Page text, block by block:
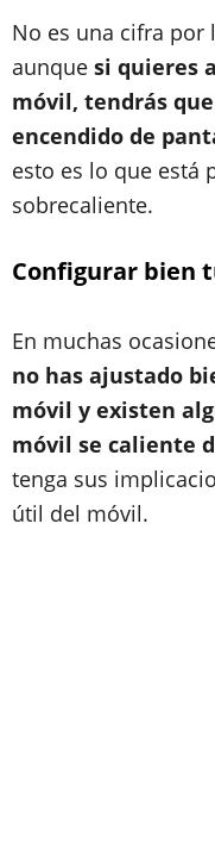
No es una cifra por
aunque si quieres
móvil, tendrás
encendido de
esto es lo que está
sobrecaliente.
Configurar bien
En muchas
no has ajustado
móvil y existen
móvil se caliente
tenga sus
útil del móvil.